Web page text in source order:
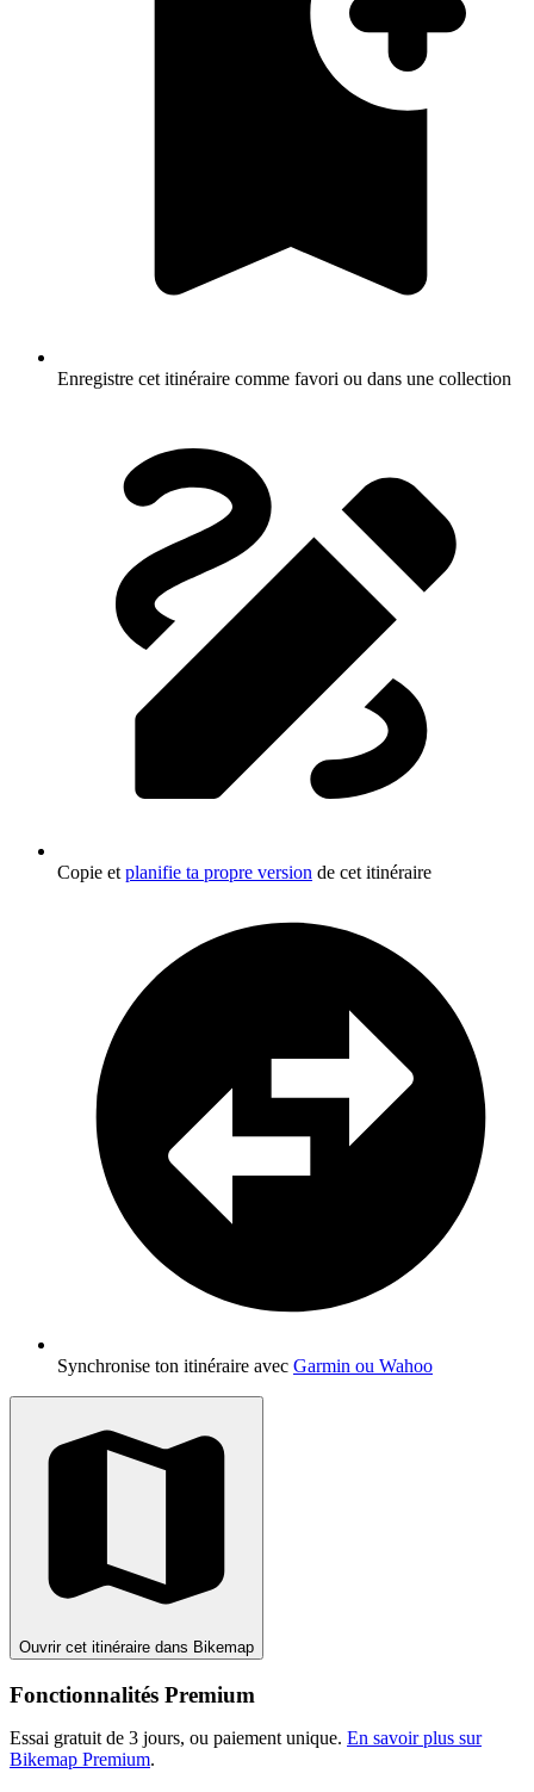
Enregistre cet itinéraire comme favori ou dans une collection
Copie et planifie ta propre version de cet itinéraire
Synchronise ton itinéraire avec Garmin ou Wahoo
Ouvrir cet itinéraire dans Bikemap
Fonctionnalités Premium
Essai gratuit de 3 jours, ou paiement unique. En savoir plus sur
Bikemap Premium.